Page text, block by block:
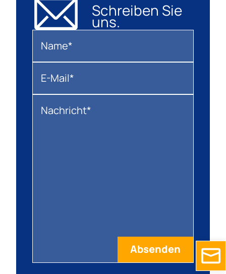
Schreiben Sie
uns.